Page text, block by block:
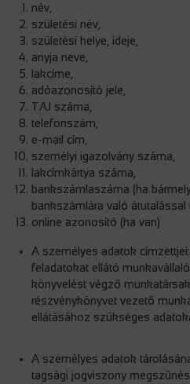
név,
születési név,
születési helye, ideje,
anyja neve,
lakcíme,
adóazonosító jele,
TAJ száma,
telefonszám,
e-mail cím,
személyi igazolvány száma,
lakcímkártya száma,
bankszámlaszáma (ha
bankszámlára való átutalással
online azonosító (ha van)
A személyes adatok
feladatokat ellátó
könyvelést végző
részvénykönyvet vezető
ellátásához szükséges
A személyes adatok
tagsági jogviszony